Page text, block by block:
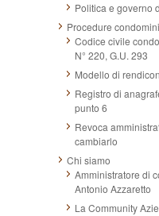
Politica e governo
Procedure
Codice civile
N° 220, G.U. 293
Modello di
Registro di
punto 6
Revoca
cambiarlo
Chi siamo
Amministratore di
Antonio Azzaretto
La Community